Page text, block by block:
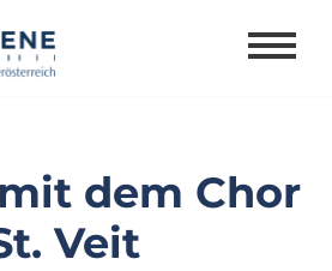
dem Chor
Veit